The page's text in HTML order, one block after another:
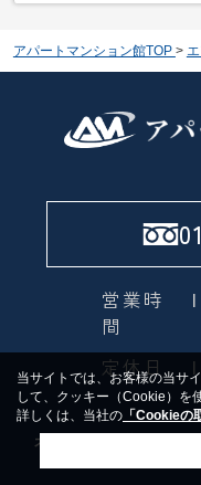
アパートマンション館TOP >
営業時
間
定休日
オーナー様へ
当サイトでは、お客様の当サ
して、クッキー（Cookie）を
詳しくは、当社の 「Cookieの